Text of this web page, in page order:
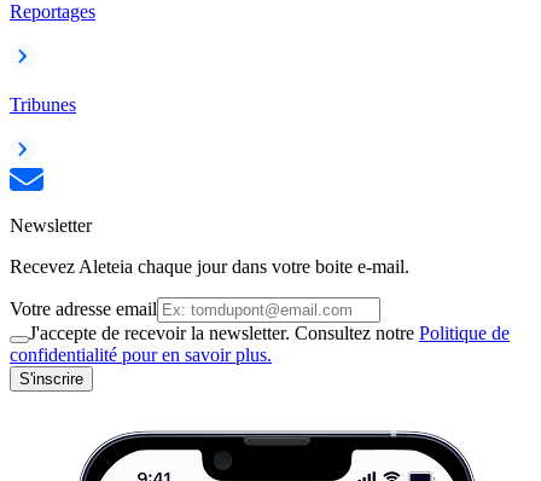
Reportages
Tribunes
Newsletter
Recevez Aleteia chaque jour dans votre boite e-mail.
Votre adresse email
J'accepte de recevoir la newsletter. Consultez notre Politique de
confidentialité pour en savoir plus.
S'inscrire